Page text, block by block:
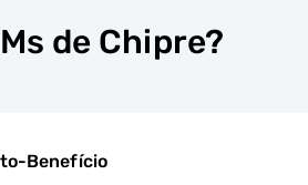
de Chipre?
Benefício